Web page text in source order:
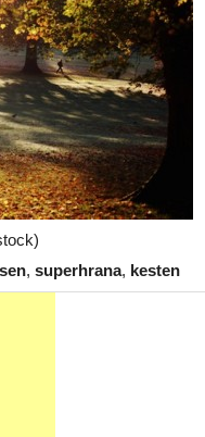
, superhrana, kesten